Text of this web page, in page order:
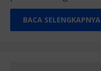
BACA SELENGKAPNYA